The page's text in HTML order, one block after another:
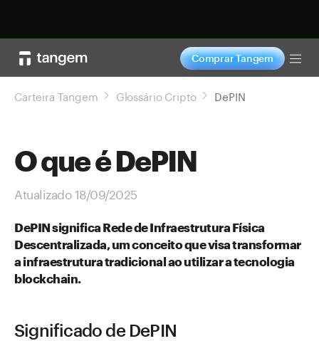
Comprar Tangem
Carteira Tangem Glossário Cripto DePIN
O que é DePIN
Atualizado 18/09/2025
DePIN significa Rede de Infraestrutura Física
Descentralizada, um conceito que visa transformar
a infraestrutura tradicional ao utilizar a tecnologia
blockchain.
Significado de DePIN